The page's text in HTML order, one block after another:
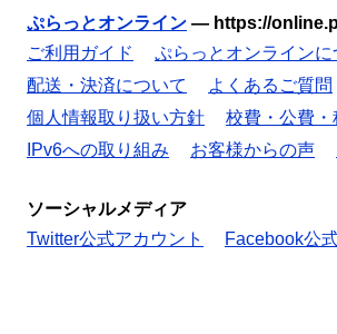
ぷらっとオンライン — https://
ご利用ガイド
ぷらっとオンラインに
配送・決済について
よくあるご質問
個人情報取り扱い方針
校費・公費
IPv6への取り組み
お客様からの声
ソーシャルメディア
Twitter公式アカウント
Facebook公